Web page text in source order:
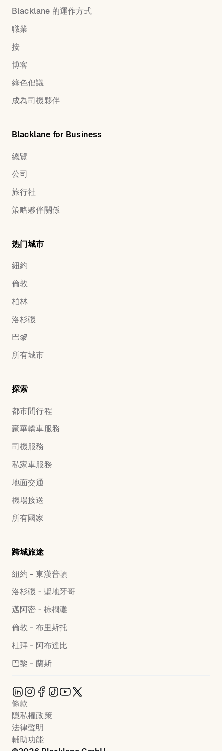
Blacklane 的運作方式
職業
按
博客
綠色倡議
成為司機夥伴
Blacklane for Business
總覽
公司
旅行社
策略夥伴關係
热门城市
紐約
倫敦
柏林
洛杉磯
巴黎
所有城市
探索
都市間行程
豪華轎車服務
司機服務
私家車服務
地面交通
機場接送
所有國家
跨城旅途
紐約 - 東漢普頓
洛杉磯 - 聖地牙哥
邁阿密 - 棕櫚灘
倫敦 - 布里斯托
杜拜 - 阿布達比
巴黎 - 蘭斯
條款
隱私權政策
法律聲明
輔助功能